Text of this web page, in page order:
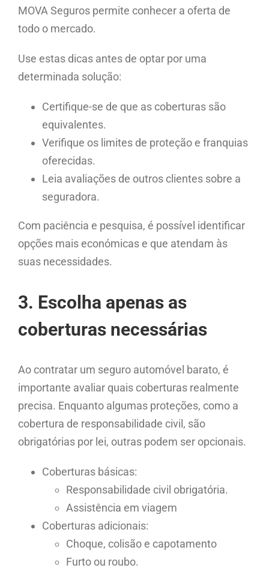
MOVA Seguros permite conhecer a oferta de
todo o mercado.
Use estas dicas antes de optar por uma
determinada solução:
Certifique-se de que as coberturas são
equivalentes.
Verifique os limites de proteção e franquias
oferecidas.
Leia avaliações de outros clientes sobre a
seguradora.
Com paciência e pesquisa, é possível identificar
opções mais económicas e que atendam às
suas necessidades.
3. Escolha apenas as
coberturas necessárias
Ao contratar um seguro automóvel barato, é
importante avaliar quais coberturas realmente
precisa. Enquanto algumas proteções, como a
cobertura de responsabilidade civil, são
obrigatórias por lei, outras podem ser opcionais.
Coberturas básicas:
Responsabilidade civil obrigatória.
Assistência em viagem
Coberturas adicionais:
Choque, colisão e capotamento
Furto ou roubo.